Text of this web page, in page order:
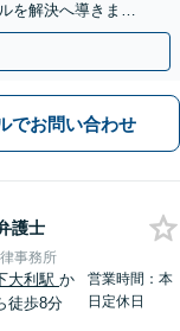
を解決へ導きま
日相談可】
でお問い合わせ
護士
事務所
大利駅か
徒歩8分
営業時間：本
日定休日